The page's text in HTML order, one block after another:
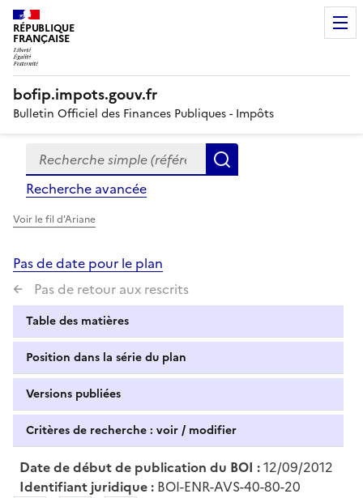
RÉPUBLIQUE
FRANÇAISE
bofip.impots.gouv.fr
Bulletin Officiel des Finances Publiques - Impôts
Formulaire
de
recherche
Recherche simple (références, mots clés, partie du
Recherche avancée
Voir le fil d'Ariane
Pas de date pour le plan
Pas de retour aux rescrits
Table des matières
Position dans la série du plan
Versions publiées
Critères de recherche : voir / modifier
Date de début de publication du BOI :12/09/2012
Identifiant juridique : BOI-ENR-AVS-40-80-20